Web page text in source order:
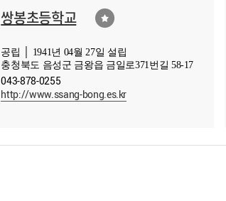
쌍봉초등학교
공립 │ 1941년 04월 27일 설립
충청북도 음성군 금왕읍 금일로371번길 58-17
043-878-0255
http://www.ssang-bong.es.kr